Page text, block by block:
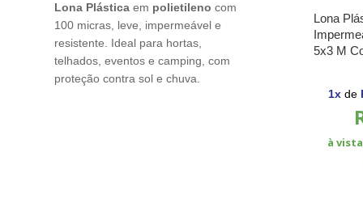
Lona Plásticaem polietilenocom
100 micras, leve, impermeável e
resistente. Ideal para hortas,
telhados, eventos e camping, com
proteção contra sol e chuva.
Lona
5x3 M
1xde
à